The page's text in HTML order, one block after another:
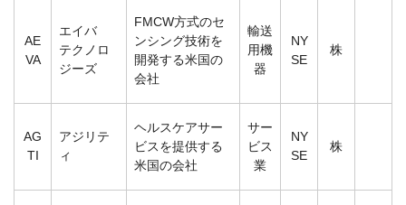
AE
VA
エイバ
テクノロ
ジーズ
FMCW方式のセ
ンシング技術を
開発する米国の
会社
輸送
用機
器
NY
SE
株
AG
TI
アジリテ
ィ
ヘルスケアサー
ビスを提供する
米国の会社
サー
ビス
業
NY
SE
株